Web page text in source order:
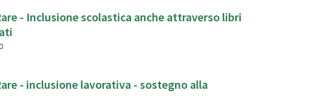
- Inclusione scolastica anche attraverso libri
- inclusione lavorativa - sostegno alla